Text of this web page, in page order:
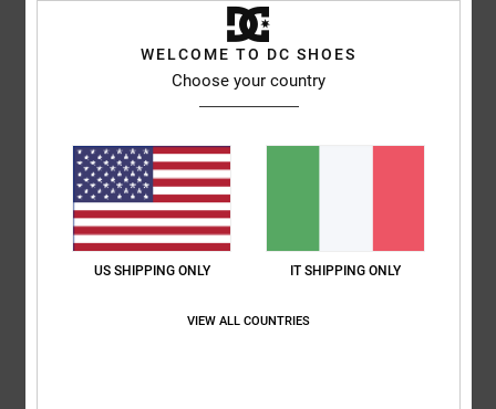
Ottimo rapporto qualità-prezzo. 40 £... non si trova nulla di quella
qualità a quel prezzo!!! Cotone pesante... lo adoro. Aspetto altri saldi,
Comfort: 5/5 Rapporto qualità-prezzo : 5/5 Taglia
: Taglia perfetta
Materiale: 5/5 Colore: 5/5
Consiglio questo prodotto
5 /5
WELCOME TO DC SHOES
Choose your country
US SHIPPING ONLY IT SHIPPING ONLY
VIEW ALL COUNTRIES